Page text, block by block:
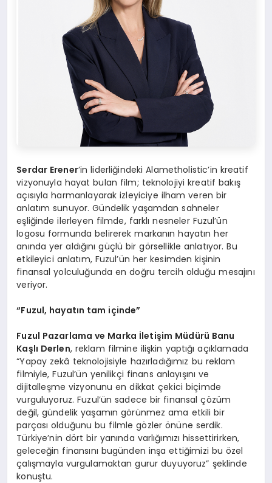
Serdar Erener’in liderliğindeki Alametholistic’in kreatif
vizyonuyla hayat bulan film; teknolojiyi kreatif bakış
açısıyla harmanlayarak izleyiciye ilham veren bir
anlatım sunuyor. Gündelik yaşamdan sahneler
eşliğinde ilerleyen filmde, farklı nesneler Fuzul’ün
logosu formunda belirerek markanın hayatın her
anında yer aldığını güçlü bir görsellikle anlatıyor. Bu
etkileyici anlatım, Fuzul’ün her kesimden kişinin
finansal yolculuğunda en doğru tercih olduğu mesajını
veriyor.
“Fuzul, hayatın tam içinde”
Fuzul Pazarlama ve Marka İletişim Müdürü Banu
Kaşlı Derlen, reklam filmine ilişkin yaptığı açıklamada
“Yapay zekâ teknolojisiyle hazırladığımız bu reklam
filmiyle, Fuzul’ün yenilikçi finans anlayışını ve
dijitalleşme vizyonunu en dikkat çekici biçimde
vurguluyoruz. Fuzul’ün sadece bir finansal çözüm
değil, gündelik yaşamın görünmez ama etkili bir
parçası olduğunu bu filmle gözler önüne serdik.
Türkiye’nin dört bir yanında varlığımızı hissettirirken,
geleceğin finansını bugünden inşa ettiğimizi bu özel
çalışmayla vurgulamaktan gurur duyuyoruz” şeklinde
konuştu.